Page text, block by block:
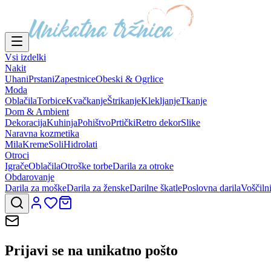
Vsi izdelki
Nakit
UhaniPrstaniZapestniceObeski & Ogrlice
Moda
OblačilaTorbiceKvačkanjeŠtrikanjeKlekljanjeTkanje
Dom & Ambient
DekoracijaKuhinjaPohištvoPrtičkiRetro dekorSlike
Naravna kozmetika
MilaKremeSoliHidrolati
Otroci
IgračeOblačilaOtroške torbeDarila za otroke
Obdarovanje
Darila za moškeDarila za ženskeDarilne škatlePoslovna darila
Prijavi se na unikatno pošto